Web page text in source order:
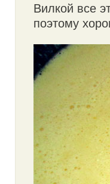
Вилкой все
поэтому